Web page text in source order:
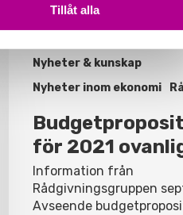
Tillåt alla
Nyheter & kunskap
Nyheter inom ekonomi
Budgetpropositionen
2021
ovanligt
för 2021
Information från
Rådgivningsgruppen
Avseende